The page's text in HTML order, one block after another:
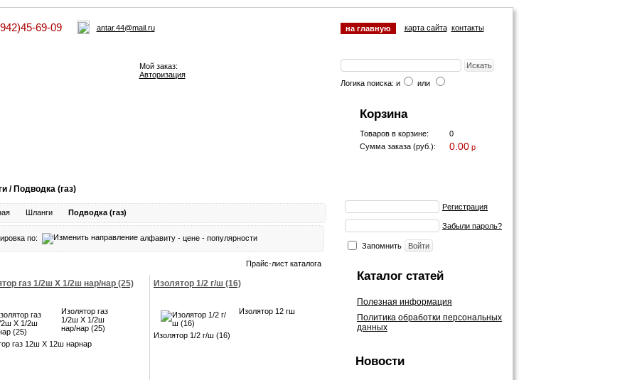
69-09 antar.44@mail.ru на главную карта сайта контакты
Мой заказ:
Авторизация
Логика поиска: и
или
Корзина
/ Подводка (газ)
Шланги Подводка (газ)
по: алфавиту - цене - популярности
Прайс-лист каталога
газ 1/2ш Х 1/2ш нар/нар (25)
Изолятор газ
1/2ш Х 1/2ш
нар/нар (25)
газ 12ш Х 12ш нарнар
Изолятор 1/2 г/ш (16)
Изолятор 1/2 г/ш (16)
Изолятор 12 гш
Товаров в корзине:
0
Сумма заказа (руб.):
0.00 p
Регистрация
Забыли пароль?
Запомнить
Каталог статей
Полезная информация
Политика обработки персональных
данных
Новости